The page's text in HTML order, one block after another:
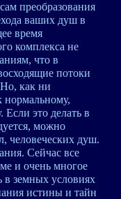
преобразования
ваших душ в
время
комплекса не
что в
потоки
как ни
нормальному,
Если это делать в
можно
человеческих душ.
Сейчас все
и очень многое
земных условиях
истины и тайн